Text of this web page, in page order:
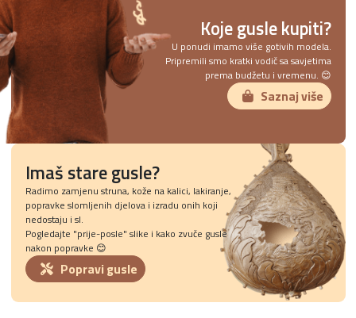
Koje gusle kupiti?
U ponudi imamo više gotivih modela.
Pripremili smo kratki vodič sa savjetima
prema budžetu i vremenu. 😊
Saznaj više
Imaš stare gusle?
Radimo zamjenu struna, kože na kalici, lakiranje,
popravke slomljenih djelova i izradu onih koji
nedostaju i sl.
Pogledajte "prije-posle" slike i kako zvuče gusle
nakon popravke 😊
Popravi gusle